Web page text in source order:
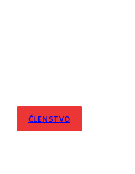
ČLENSTVO